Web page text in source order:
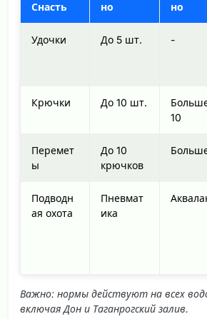
Снасть
но
но
Удочки До 5 шт. -
Крючки До 10 шт.
10
Перемет
ы
До 10
крючков
Подводн
ая охота
Пневмат
ика
Важно: нормы действуют на всех
включая Дон и Таганрогский залив.